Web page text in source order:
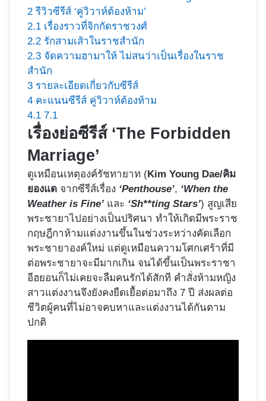
2 รีวิวซีรีส์ ‘คู่วิวาห์ต้องห้าม’
2.1 เรื่องราวที่จิกกัดราชวงศ์
2.2 รักสามเส้าในราชสำนัก
2.3 จัดความฮามาให้ ไม่สนว่าเป็นเรื่องในราช
สำนัก
3 รายละเอียดเกี่ยวกับซีรีส์
4 คะแนนซีรีส์ คู่วิวาห์ต้องห้าม
4.1 7.1
เรื่องย่อซีรีส์ ‘The Forbidden
Marriage’
ดูเหมือนเหตุองค์รัชทายาท (Kim Young Dae/คิม
ยองแด จากซีรีส์เรื่อง ‘Penthouse’, ‘When the
Weather is Fine’ และ ‘Sh**ting Stars’) สูญเสีย
พระชายาไปอย่างเป็นปริศนา ทำให้เกิดมีพระราช
กฤษฎีกาห้ามแต่งงานขึ้นในช่วงระหว่างคัดเลือก
พระชายาองค์ใหม่ แต่ดูเหมือนความโศกเศร้าที่มี
ต่อพระชายาจะมีมากเกิน จนได้ขึ้นเป็นพระราชา
อีฮยอนก็ไม่เคยจะลืมคนรักได้สักที คำสั่งห้ามหญิง
สาวแต่งงานจึงยังคงยืดเยื้อต่อมาถึง 7 ปี ส่งผลต่อ
ชีวิตผู้คนที่ไม่อาจคบหาและแต่งงานได้กันตาม
ปกติ